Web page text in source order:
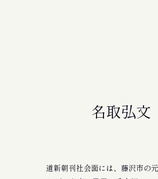
名取弘文
道新朝刊社会面には、藤沢市の